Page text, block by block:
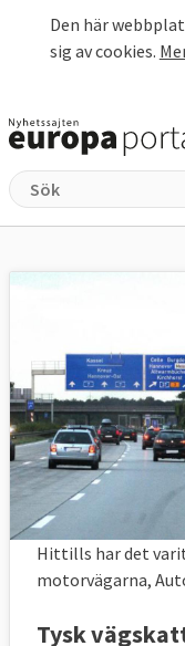
Den här
sig av cookies.
Hittills har det
motorvägarna,
Tysk